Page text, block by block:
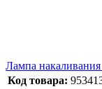
Лампа накаливания
Код товара: